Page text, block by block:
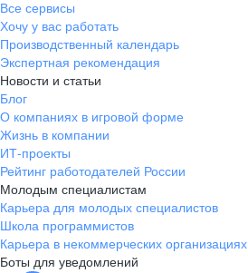
Все сервисы
Хочу у вас работать
Производственный календарь
Экспертная рекомендация
Новости и статьи
Блог
О компаниях в игровой форме
Жизнь в компании
ИТ-проекты
Рейтинг работодателей России
Молодым специалистам
Карьера для молодых специалистов
Школа программистов
Карьера в некоммерческих организациях
Боты для уведомлений